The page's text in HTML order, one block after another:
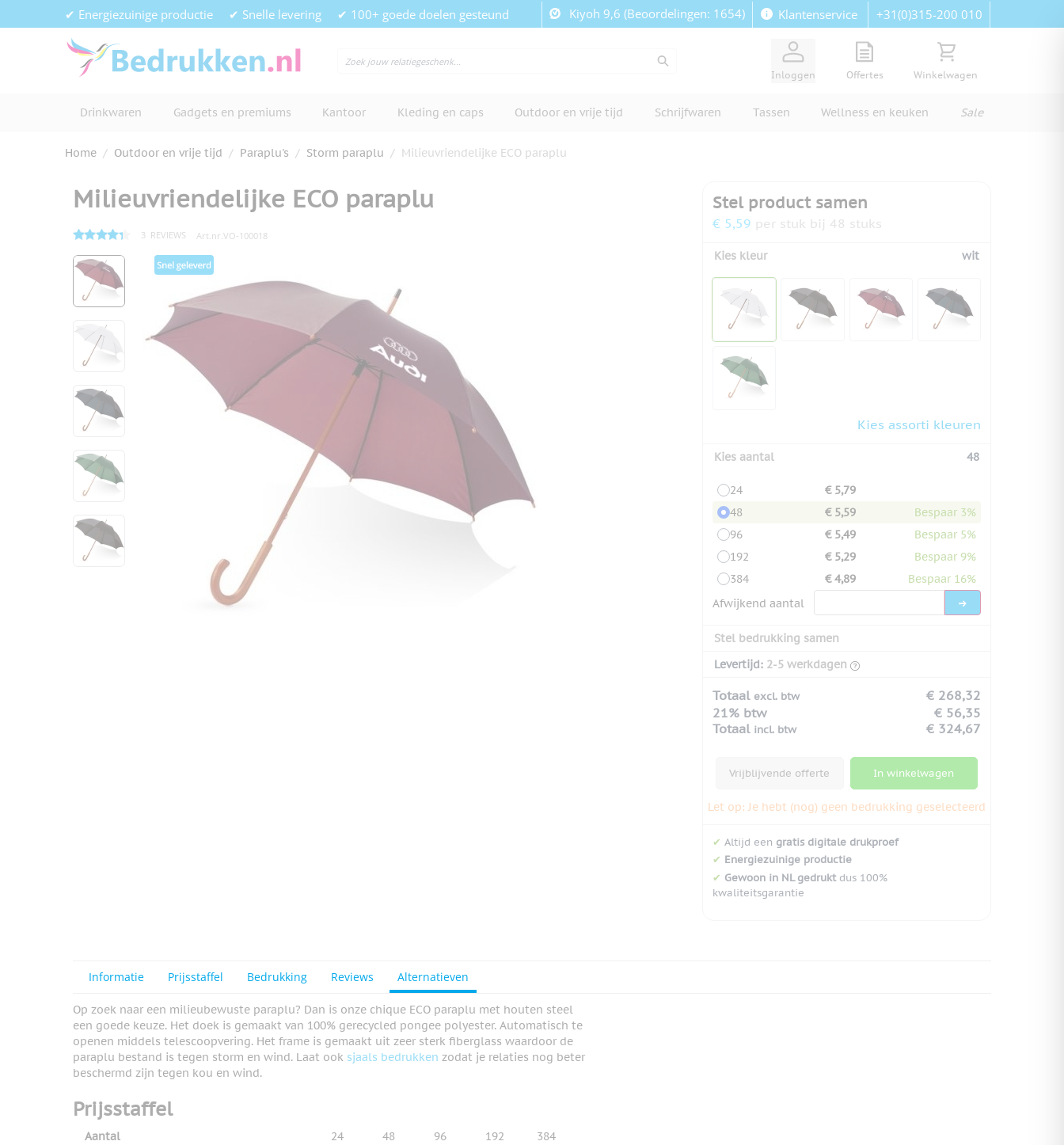
Ga naar de inhoud✔ Energiezuinige productie ✔ Snelle levering ✔ 100+ goede doelen gesteund Kiyoh 9,6 (Beoordelingen: 1654) Klantenservice +31(0)315-200 010
Inloggen
View quote, Quote is empty
Offertes
Bekijk winkelwagen,
Winkelwagen
Drinkwaren Gadgets en premiums Kantoor Kleding en caps Outdoor en vrije tijd Schrijfwaren Tassen Wellness en keuken Sale
Home / Outdoor en vrije tijd / Paraplu's / Storm paraplu / Milieuvriendelijke ECO paraplu
Milieuvriendelijke ECO paraplu
3 REVIEWS Art.nr.VO-100018
Hoofdafbeelding
Klik om afbeelding op volledig scherm te bekijken
View larger image
View larger image
View larger image
View larger image
View larger image
Stel product samen
€ 5,59 per stuk bij 48 stuks
Kies kleur wit
Kies assorti kleuren
Kies aantal 48
24
€ 5,79
48
€ 5,59
Bespaar 3%
96
€ 5,49
Bespaar 5%
192
€ 5,29
Bespaar 9%
384
€ 4,89
Bespaar 16%
Afwijkend aantal
Stel bedrukking samen
Levertijd: 2-5 werkdagen
Totaal excl. btw
€ 268,32
21% btw
€ 56,35
Totaal incl. btw € 324,67
Vrijblijvende offerte In winkelwagen
Let op: Je hebt (nog) geen bedrukking geselecteerd
✔ Altijd een gratis digitale drukproef
✔ Energiezuinige productie
✔ Gewoon in NL gedruktdus 100%
kwaliteitsgarantie
Informatie Prijsstaffel Bedrukking Reviews Alternatieven
Op zoek naar een milieubewuste paraplu? Dan is onze chique ECO paraplu met houten steel
een goede keuze. Het doek is gemaakt van 100% gerecycled pongee polyester. Automatisch te
openen middels telescoopvering. Het frame is gemaakt uit zeer sterk fiberglass waardoor de
paraplu bestand is tegen storm en wind. Laat ook sjaals bedrukken zodat je relaties nog beter
beschermd zijn tegen kou en wind.
Prijsstaffel
Aantal 24 48 96 192 384